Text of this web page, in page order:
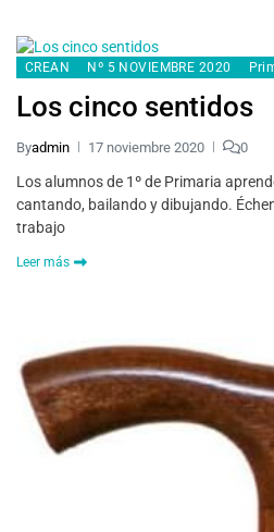
CREAN Nº 5 NOVIEMBRE 2020
Los cinco sentidos
Byadmin 17 noviembre 2020 0
Los alumnos de 1º de Primaria
cantando, bailando y dibujando.
trabajo
Leer más